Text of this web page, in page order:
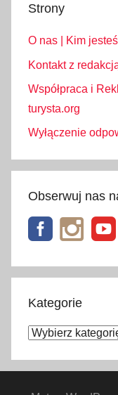
Strony
O nas | Kim
Kontakt z
Współpraca i
turysta.org
Wyłączenie
Obserwuj nas
Kategorie
Kategorie